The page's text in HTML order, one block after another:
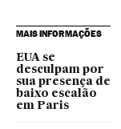
MAIS INFORMAÇÕES
EUA se
desculpam por
sua presença de
baixo escalão
em Paris